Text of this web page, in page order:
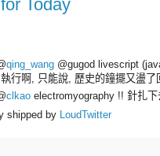
Today
qing_wang @gugod livescript
行啊, 只能說, 歷史的鐘擺又盪了
clkao electromyography !! 針扎
shipped by LoudTwitter